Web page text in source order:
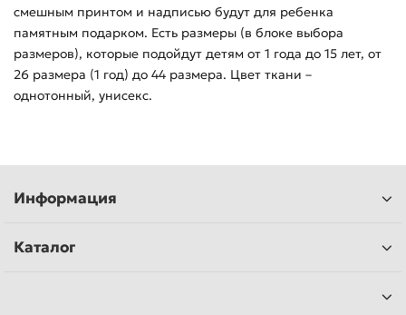
смешным принтом и надписью будут для ребенка
памятным подарком. Есть размеры (в блоке выбора
размеров), которые подойдут детям от 1 года до 15 лет, от
26 размера (1 год) до 44 размера. Цвет ткани –
однотонный, унисекс.
Информация
Каталог